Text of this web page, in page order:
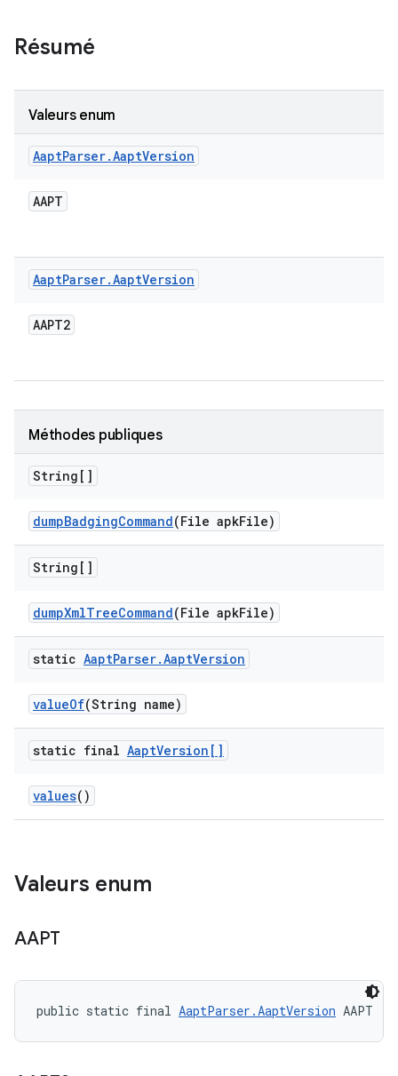
Résumé
Valeurs enum
AaptParser.AaptVersion
AAPT
AaptParser.AaptVersion
AAPT2
Méthodes publiques
String[]
dumpBadgingCommand(File apkFile)
String[]
dumpXmlTreeCommand(File apkFile)
static AaptParser.AaptVersion
valueOf(String name)
static final AaptVersion[]
values()
Valeurs enum
AAPT
public static final AaptParser.AaptVersion AAPT